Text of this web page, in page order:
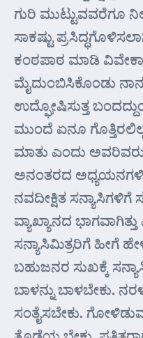
ಗುರಿ ಮುಟ್ಟುವವರೆಗೂ
ಸಾಕಷ್ಟು
ಕಂಠಪಾಠ ಮಾಡಿ
ಮೈದುಂಬಿಸಿಕೊಂಡು
ಉದ್ಘೋಷಿಸುತ್ತ
ಮುಂದೆ ಏನೂ
ಮಾತು ಎಂದು ಅವರಿವರು
ಅನಂತರದ
ನವದೀಕ್ಷಿತ ಸನ್ಯಾಸಿಗಳಿಗೆ
ವ್ಯಾಖ್ಯಾನದ
ಸನ್ಯಾಸಿಮಿತ್ರರಿಗೆ ಹೀಗೆ
ಬಹುಜನರ ಸುಖಕ್ಕೆ
ಬಾಳನ್ನು ಬಾಳಬೇಕು.
ಸಂತೈಸಬೇಕು.